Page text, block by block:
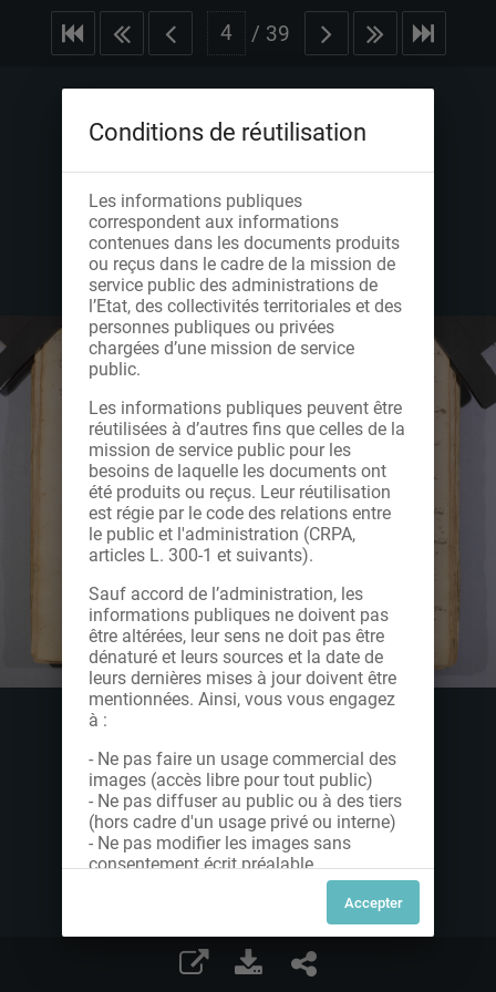
/ 39
Conditions de réutilisation
Les informations publiques
correspondent aux informations
contenues dans les documents produits
ou reçus dans le cadre de la mission de
service public des administrations de
l’Etat, des collectivités territoriales et des
personnes publiques ou privées
chargées d’une mission de service
public.
Les informations publiques peuvent être
réutilisées à d’autres fins que celles de la
mission de service public pour les
besoins de laquelle les documents ont
été produits ou reçus. Leur réutilisation
est régie par le code des relations entre
le public et l'administration (CRPA,
articles L. 300-1 et suivants).
Sauf accord de l’administration, les
informations publiques ne doivent pas
être altérées, leur sens ne doit pas être
dénaturé et leurs sources et la date de
leurs dernières mises à jour doivent être
mentionnées. Ainsi, vous vous engagez
à :
- Ne pas faire un usage commercial des
images (accès libre pour tout public)
- Ne pas diffuser au public ou à des tiers
(hors cadre d'un usage privé ou interne)
- Ne pas modifier les images sans
consentement écrit préalable
Dans le cas contraire, nous vous invitons
à nous contacter afin de solliciter le type
de Licence souhaitée parmi celles
proposées et le cas échéant, acquitter